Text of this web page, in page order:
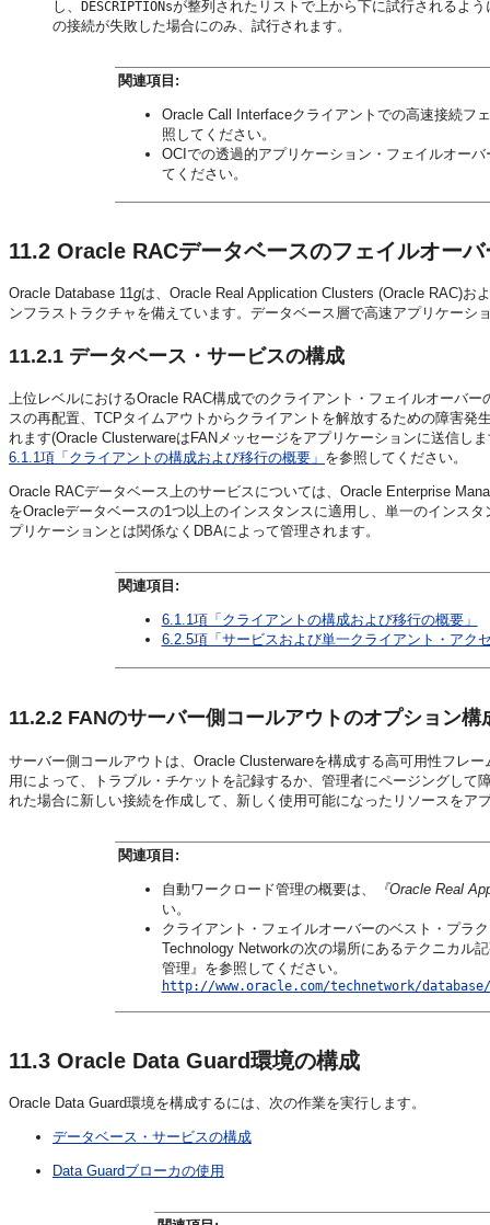
し、 DESCRIPTIONsが整列されたリストで上から下に試行されるよ
の接続が失敗した場合にのみ、試行されます。
関連項目:
Oracle Call Interfaceクライアントでの高速接続フ
照してください。
OCIでの透過的アプリケーション・フェイルオーバ
てください。
11.2 Oracle RACデータベースのフェイルオーバ
Oracle Database 11gは、Oracle Real Application Clusters (Oracle RAC)お
ンフラストラクチャを備えています。データベース層で高速アプリケーシ
11.2.1 データベース・サービスの構成
上位レベルにおけるOracle RAC構成でのクライアント・フェイルオーバ
スの再配置、TCPタイムアウトからクライアントを解放するための障害
れます(Oracle ClusterwareはFANメッセージをアプリケーションに送信し
6.1.1項「クライアントの構成および移行の概要」 を参照してください。
Oracle RACデータベース上のサービスについては、Oracle Enterprise
をOracleデータベースの1つ以上のインスタンスに適用し、単一のインス
プリケーションとは関係なくDBAによって管理されます。
関連項目:
6.1.1項「クライアントの構成および移行の概要」
6.2.5項「サービスおよび単一クライアント・アク
11.2.2 FANのサーバー側コールアウトのオプション構
サーバー側コールアウトは、Oracle Clusterwareを構成する高可用性フレ
用によって、トラブル・チケットを記録するか、管理者にページングし
れた場合に新しい接続を作成して、新しく使用可能になったリソースをア
関連項目:
自動ワークロード管理の概要は、
『Oracle Real
い。
クライアント・フェイルオーバーのベスト・プラ
Technology Networkの次の場所にあるテクニカル
管理』を参照してください。
http://www.oracle.com/technetwork/
11.3 Oracle Data Guard環境の構成
Oracle Data Guard環境を構成するには、次の作業を実行します。
データベース・サービスの構成
Data Guardブローカの使用